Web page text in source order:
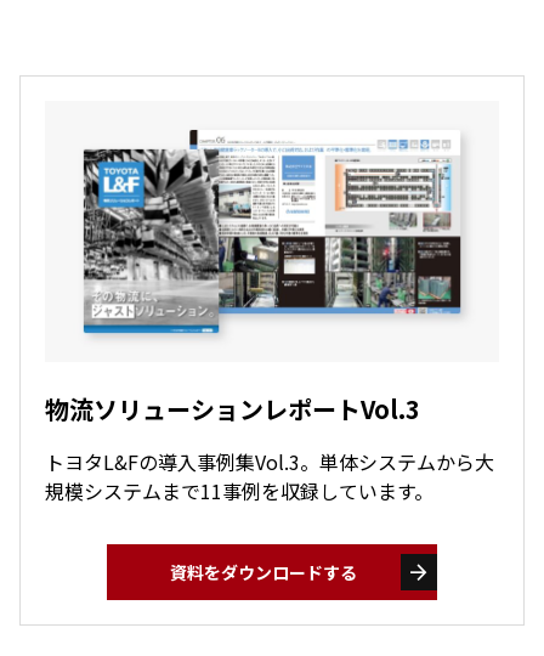
物流ソリューションレポートVol.3
トヨタL&Fの導入事例集Vol.3。単体システムから大
規模システムまで11事例を収録しています。
資料をダウンロードする arrow_forward